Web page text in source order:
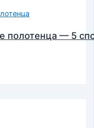
полотенца — 5